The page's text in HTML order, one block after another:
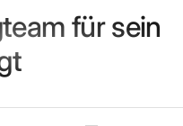
für sein